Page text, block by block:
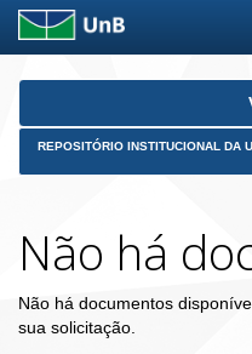
Skip
REPOSITÓRIO INSTITUCIONAL DA
Não há
Não há documentos
sua solicitação.